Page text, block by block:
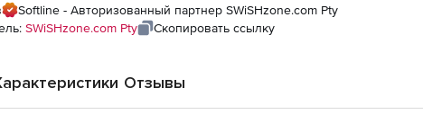
Softline - Авторизованный партнер SWiSHzone.com Pty
SWiSHzone.com Pty Скопировать ссылку
Отзывы